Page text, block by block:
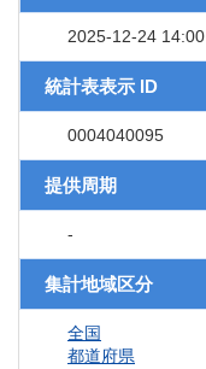
2025-12-24 14:00
統計表表示 ID
0004040095
提供周期
-
集計地域区分
全国
都道府県